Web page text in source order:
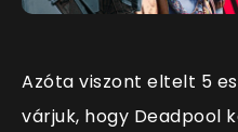
Azóta viszont eltelt 5
várjuk, hogy Deadpool